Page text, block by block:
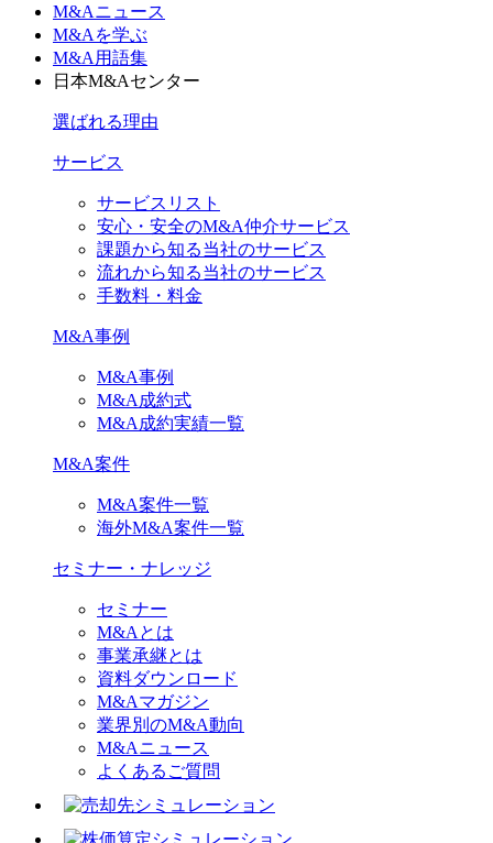
M&Aニュース
M&Aを学ぶ
M&A用語集
日本M&Aセンター
選ばれる理由
サービス
サービスリスト
安心・安全のM&A仲介サービス
課題から知る当社のサービス
流れから知る当社のサービス
手数料・料金
M&A事例
M&A事例
M&A成約式
M&A成約実績一覧
M&A案件
M&A案件一覧
海外M&A案件一覧
セミナー・ナレッジ
セミナー
M&Aとは
事業承継とは
資料ダウンロード
M&Aマガジン
業界別のM&A動向
M&Aニュース
よくあるご質問